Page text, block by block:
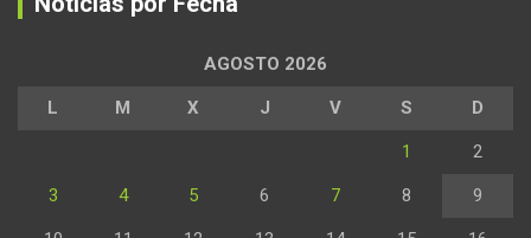
AGOSTO 2026
L M X J V S D
1 2
3 4 5 6 7 8 9